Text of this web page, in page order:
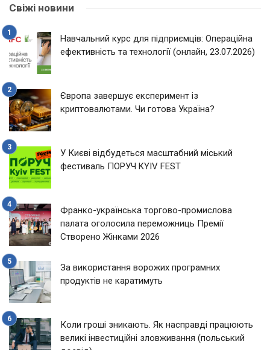
Свіжі новини
Навчальний курс для підприємців: Операційна
ефективність та технології (онлайн, 23.07.2026)
Європа завершує експеримент із
криптовалютами. Чи готова Україна?
У Києві відбудеться масштабний міський
фестиваль ПОРУЧ KYIV FEST
Франко-українська торгово-промислова
палата оголосила переможниць Премії
Створено Жінками 2026
За використання ворожих програмних
продуктів не каратимуть
Коли гроші зникають. Як насправді працюють
великі інвестиційні зловживання (польський